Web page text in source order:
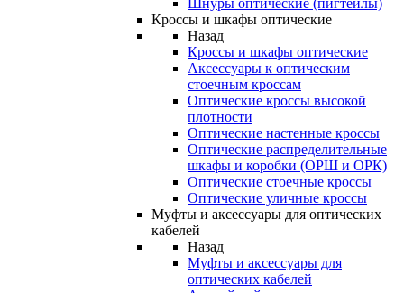
Шнуры оптические (пигтейлы)
Кроссы и шкафы оптические
Назад
Кроссы и шкафы оптические
Аксессуары к оптическим
стоечным кроссам
Оптические кроссы высокой
плотности
Оптические настенные кроссы
Оптические распределительные
шкафы и коробки (ОРШ и ОРК)
Оптические стоечные кроссы
Оптические уличные кроссы
Муфты и аксессуары для оптических
кабелей
Назад
Муфты и аксессуары для
оптических кабелей